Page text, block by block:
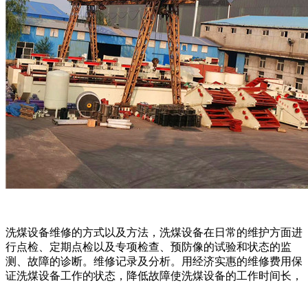
洗煤设备维修的方式以及方法，洗煤设备在日常的维护方面进
行点检、定期点检以及专项检查、预防像的试验和状态的监
测、故障的诊断。维修记录及分析。用经济实惠的维修费用保
证洗煤设备工作的状态，降低故障使洗煤设备的工作时间长，